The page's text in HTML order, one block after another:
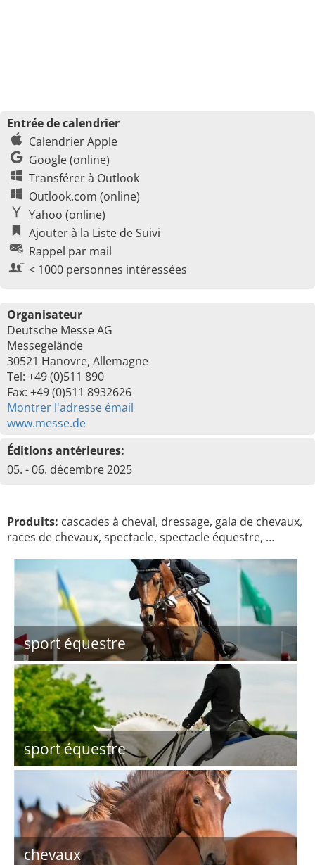
Entrée de calendrier
Calendrier Apple
Google (online)
Transférer à Outlook
Outlook.com (online)
Yahoo (online)
Ajouter à la Liste de Suivi
Rappel par mail
< 1000 personnes intéressées
Organisateur
Deutsche Messe AG
Messegelände
30521 Hanovre, Allemagne
Tel: +49 (0)511 890
Fax: +49 (0)511 8932626
Montrer l'adresse émail
www.messe.de
Éditions antérieures:
05. - 06. décembre 2025
Produits: cascades à cheval, dressage, gala de chevaux,
races de chevaux, spectacle, spectacle équestre, …
sport équestre
sport équestre
chevaux